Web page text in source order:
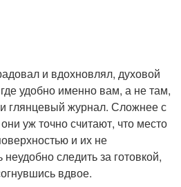
и вдохновлял, духовой
удобно именно вам, а не там,
глянцевый журнал. Сложнее с
уж точно считают, что место
и их не
следить за готовкой,
вдвое.